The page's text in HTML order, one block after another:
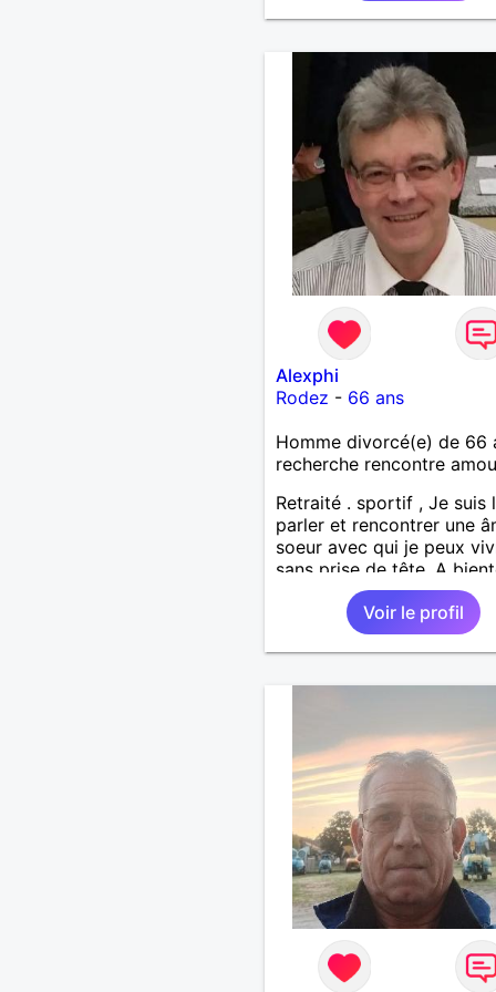
Alexphi
Rodez - 66 ans
Homme divorcé(e) de 66
recherche rencontre
Retraité . sportif , Je suis
parler et rencontrer une
soeur avec qui je peux
sans prise de tête. A
espère . Amicalement
Voir le profil